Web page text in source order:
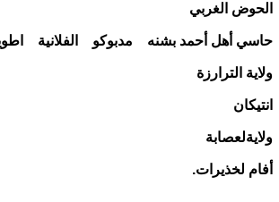
الحوض الغربي
حاسي أهل أحمد بشنه مدبوكو الفلانية
ولاية الترارزة
انتيكان
ولايةلعصابة
أفام لخذيرات.